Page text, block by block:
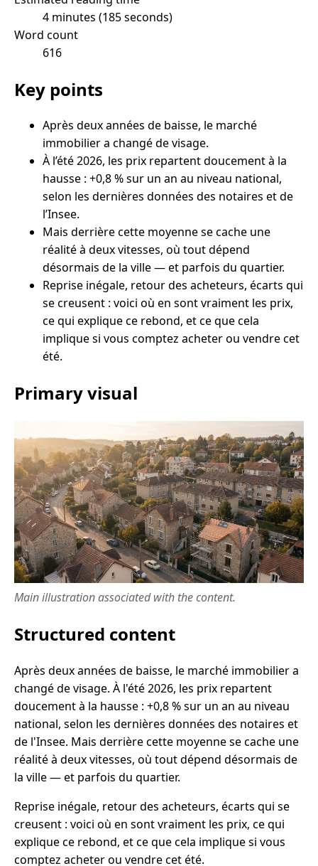
4 minutes (185 seconds)
Word count
616
Key points
Après deux années de baisse, le marché
immobilier a changé de visage.
À l’été 2026, les prix repartent doucement à la
hausse : +0,8 % sur un an au niveau national,
selon les dernières données des notaires et de
l’Insee.
Mais derrière cette moyenne se cache une
réalité à deux vitesses, où tout dépend
désormais de la ville — et parfois du quartier.
Reprise inégale, retour des acheteurs, écarts qui
se creusent : voici où en sont vraiment les prix,
ce qui explique ce rebond, et ce que cela
implique si vous comptez acheter ou vendre cet
été.
Primary visual
Main illustration associated with the content.
Structured content
Après deux années de baisse, le marché immobilier a
changé de visage. À l'été 2026, les prix repartent
doucement à la hausse : +0,8 % sur un an au niveau
national, selon les dernières données des notaires et
de l'Insee. Mais derrière cette moyenne se cache une
réalité à deux vitesses, où tout dépend désormais de
la ville — et parfois du quartier.
Reprise inégale, retour des acheteurs, écarts qui se
creusent : voici où en sont vraiment les prix, ce qui
explique ce rebond, et ce que cela implique si vous
comptez acheter ou vendre cet été.